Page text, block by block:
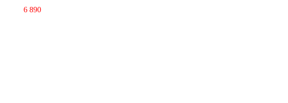
6 890